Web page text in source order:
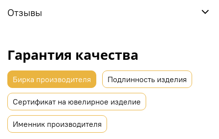
Отзывы
Гарантия качества
Бирка производителя Подлинность изделия
Сертификат на ювелирное изделие
Именник производителя